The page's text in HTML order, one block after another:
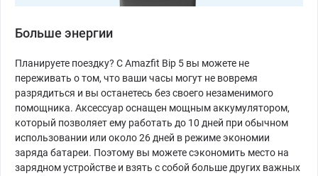
Больше энергии
Планируете поездку? С Amazfit Bip 5 вы можете не
переживать о том, что ваши часы могут не вовремя
разрядиться и вы останетесь без своего незаменимого
помощника. Аксессуар оснащен мощным аккумулятором,
который позволяет ему работать до 10 дней при обычном
использовании или около 26 дней в режиме экономии
заряда батареи. Поэтому вы можете сэкономить место на
зарядном устройстве и взять с собой больше других важных